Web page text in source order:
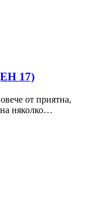
17)
от приятна,
няколко…